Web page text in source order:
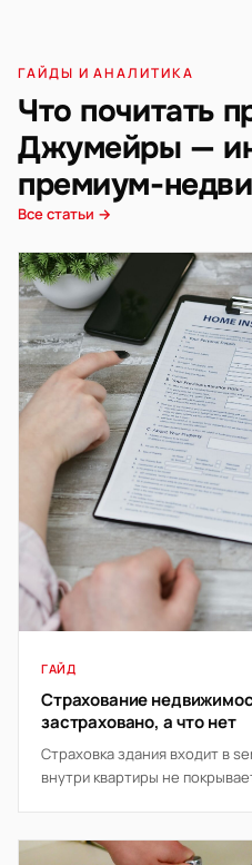
ГАЙДЫ И АНАЛИТИКА
Что почитать
Джумейры —
премиум-
Все статьи →
ГАЙД
Страхование
застраховано, а что нет
Страховка здания входит в
внутри квартиры не